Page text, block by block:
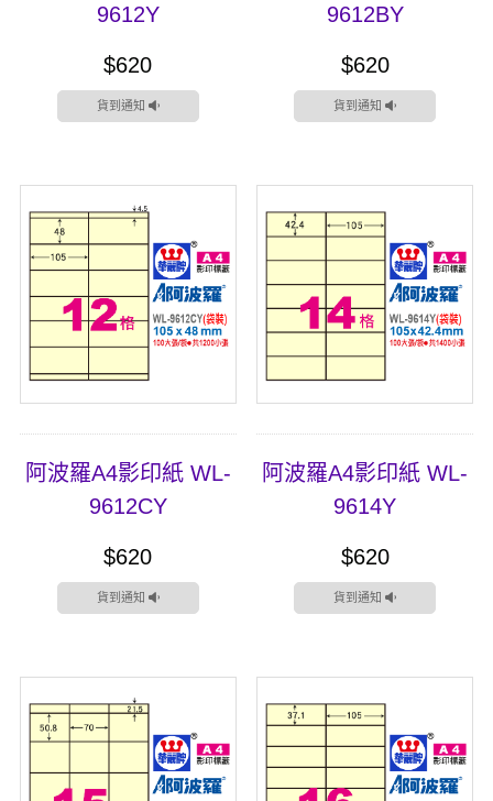
9612Y
$620
貨到通知
9612BY
$620
貨到通知
阿波羅A4影印紙 WL-
9612CY
$620
貨到通知
阿波羅A4影印紙 WL-
9614Y
$620
貨到通知